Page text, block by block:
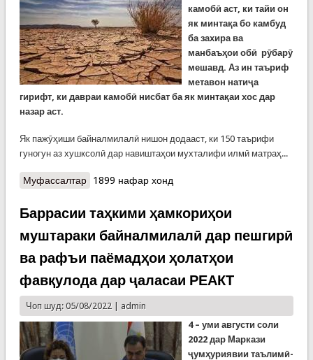
камобӣ аст, ки тайи он
як минтақа бо камбуд
ба захира ва
манбаъҳои обӣ рӯбарӯ
мешавд. Аз ин таъриф
метавон натиҷа
гирифт, ки давраи камобӣ нисбат ба як минтақаи хос дар
назар аст.
Як пажӯҳиши байналмилалӣ нишон додааст, ки 150 таърифи
гуногун аз хушксолӣ дар навиштаҳои мухталифи илмӣ матраҳ...
Муфассалтаро ХУШКСОЛӢ ЧИСТ?
1899 нафар хонд
Баррасии таҳкими ҳамкориҳои
муштараки байналмилалӣ дар пешгирӣ
ва рафъи паёмадҳои ҳолатҳои
фавқулода дар ҷаласаи РЕАКТ
Чоп шуд: 05/08/2022 | admin
4 – уми августи соли
2022 дар Маркази
ҷумҳуриявии таълимӣ-